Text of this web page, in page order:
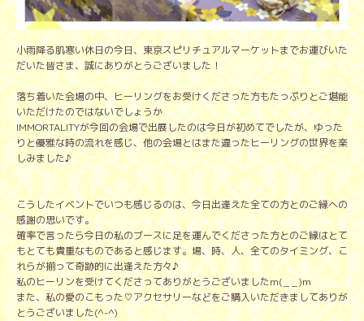
小雨降る肌寒い休日の今日、東京スピリチュアルマーケットまでお運びいた
だいた皆さま、誠にありがとうございました！
落ち着いた会場の中、ヒーリングをお受けくださった方もたっぷりとご堪能
いただけたのではないでしょうか
IMMORTALITYが今回の会場で出展したのは今日が初めてでしたが、ゆった
りと優雅な時の流れを感じ、他の会場とはまた違ったヒーリングの世界を楽
しみました♪
こうしたイベントでいつも感じるのは、今日出逢えた全ての方とのご縁への
感謝の思いです。
確率で言ったら今日の私のブースに足を運んでくださった方とのご縁はとて
もとても貴重なものであると感じます。場、時、人、全てのタイミング、こ
れらが揃って奇跡的に出逢えた方々♪
私のヒーリンを受けてくださってありがとうございましたm(_ _)m
また、私の愛のこもった♡アクセサリーなどをご購入いただきましてありが
とうございました(^-^)